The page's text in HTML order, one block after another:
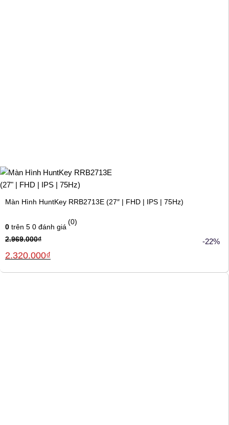
Màn Hình HuntKey RRB2713E (27″ | FHD | IPS | 75Hz)
0 trên 5 0 đánh giá
(0)
2.969.000₫
Giá
là:
2.320.000₫
tại
-22%